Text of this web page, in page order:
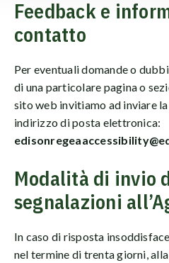
Feedback e
contatto
Per eventuali domande o
di una particolare pagina o
sito web invitiamo ad inviare
indirizzo di posta elettronica:
Modalità di invio
segnalazioni
In caso di risposta
nel termine di trenta giorni,